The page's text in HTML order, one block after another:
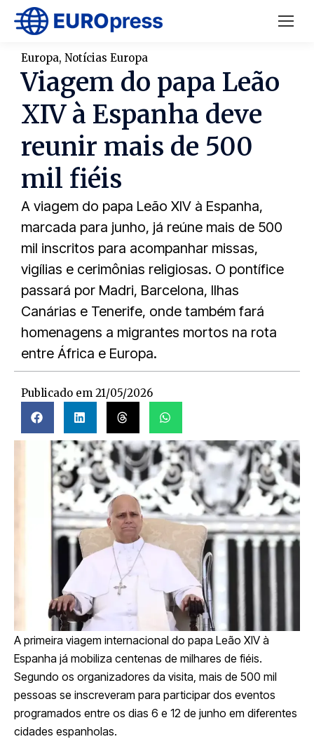
Europa, Notícias Europa
Viagem do papa Leão
XIV à Espanha deve
reunir mais de 500
mil fiéis
A viagem do papa Leão XIV à Espanha,
marcada para junho, já reúne mais de 500
mil inscritos para acompanhar missas,
vigílias e cerimônias religiosas. O pontífice
passará por Madri, Barcelona, Ilhas
Canárias e Tenerife, onde também fará
homenagens a migrantes mortos na rota
entre África e Europa.
Publicado em 21/05/2026
A primeira viagem internacional do papa Leão XIV à
Espanha já mobiliza centenas de milhares de fiéis.
Segundo os organizadores da visita, mais de 500 mil
pessoas se inscreveram para participar dos eventos
programados entre os dias 6 e 12 de junho em diferentes
cidades espanholas.